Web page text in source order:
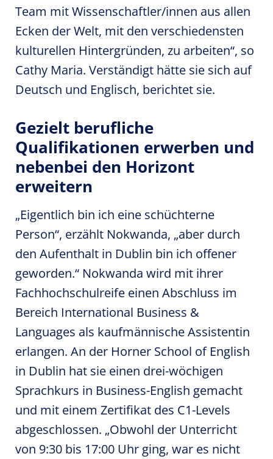
Team mit Wissenschaftler/innen aus allen
Ecken der Welt, mit den verschiedensten
kulturellen Hintergründen, zu arbeiten“, so
Cathy Maria. Verständigt hätte sie sich auf
Deutsch und Englisch, berichtet sie.
Gezielt berufliche
Qualifikationen erwerben und
nebenbei den Horizont
erweitern
„Eigentlich bin ich eine schüchterne
Person“, erzählt Nokwanda, „aber durch
den Aufenthalt in Dublin bin ich offener
geworden.“ Nokwanda wird mit ihrer
Fachhochschulreife einen Abschluss im
Bereich International Business &
Languages als kaufmännische Assistentin
erlangen. An der Horner School of English
in Dublin hat sie einen drei-wöchigen
Sprachkurs in Business-English gemacht
und mit einem Zertifikat des C1-Levels
abgeschlossen. „Obwohl der Unterricht
von 9:30 bis 17:00 Uhr ging, war es nicht